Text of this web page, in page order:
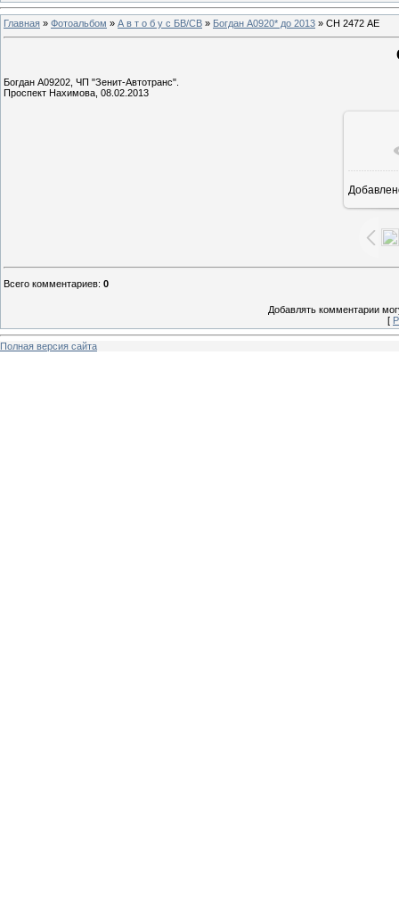
Главная » Фотоальбом » А в т о б у с БВ/СВ » Богдан А0920* до 2013 » СН 2472 АЕ
Богдан А09202, ЧП "Зенит-Автотранс".
Проспект Нахимова, 08.02.2013
Всего комментариев: 0
Добавлять комментарии
[
Полная версия сайта